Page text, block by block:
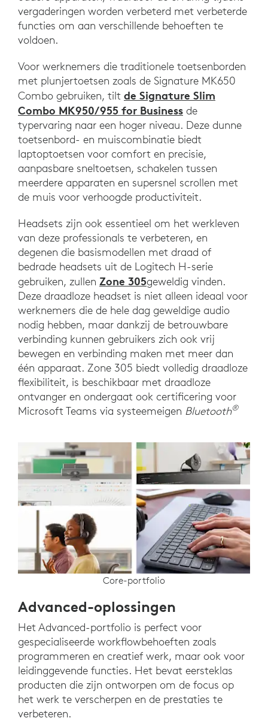
vergaderingen worden verbeterd met verbeterde
functies om aan verschillende behoeften te
voldoen.
Voor werknemers die traditionele toetsenborden
met plunjertoetsen zoals de Signature MK650
Combo gebruiken, tilt de Signature Slim
Combo MK950/955 for Business de
typervaring naar een hoger niveau. Deze dunne
toetsenbord- en muiscombinatie biedt
laptoptoetsen voor comfort en precisie,
aanpasbare sneltoetsen, schakelen tussen
meerdere apparaten en supersnel scrollen met
de muis voor verhoogde productiviteit.
Headsets zijn ook essentieel om het werkleven
van deze professionals te verbeteren, en
degenen die basismodellen met draad of
bedrade headsets uit de Logitech H-serie
gebruiken, zullen Zone 305geweldig vinden.
Deze draadloze headset is niet alleen ideaal voor
werknemers die de hele dag geweldige audio
nodig hebben, maar dankzij de betrouwbare
verbinding kunnen gebruikers zich ook vrij
bewegen en verbinding maken met meer dan
één apparaat. Zone 305 biedt volledig draadloze
flexibiliteit, is beschikbaar met draadloze
ontvanger en ondergaat ook certificering voor
Microsoft Teams via systeemeigen Bluetooth®
Core-portfolio
Advanced-oplossingen
Het Advanced-portfolio is perfect voor
gespecialiseerde workflowbehoeften zoals
programmeren en creatief werk, maar ook voor
leidinggevende functies. Het bevat eersteklas
producten die zijn ontworpen om de focus op
het werk te verscherpen en de prestaties te
verbeteren.